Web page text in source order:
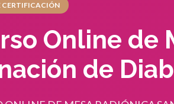
CERTIFICACIÓN
Online de
de